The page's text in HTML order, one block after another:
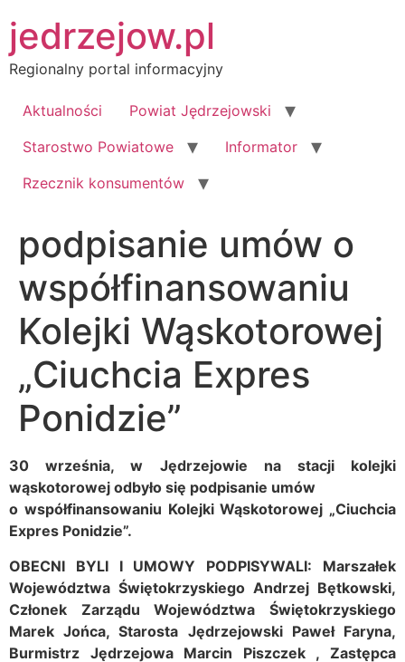
do
treści
jedrzejow.pl
Regionalny portal informacyjny
Aktualności
Powiat Jędrzejowski
Starostwo Powiatowe
Informator
Rzecznik konsumentów
podpisanie umów o
współfinansowaniu
Kolejki Wąskotorowej
„Ciuchcia Expres
Ponidzie”
30 września, w Jędrzejowie na stacji kolejki
wąskotorowej odbyło się podpisanie umów
o współfinansowaniu Kolejki Wąskotorowej „Ciuchcia
Expres Ponidzie”.
OBECNI BYLI I UMOWY PODPISYWALI: Marszałek
Województwa Świętokrzyskiego Andrzej Bętkowski,
Członek Zarządu Województwa Świętokrzyskiego
Marek Jońca, Starosta Jędrzejowski Paweł Faryna,
Burmistrz Jędrzejowa Marcin Piszczek , Zastępca